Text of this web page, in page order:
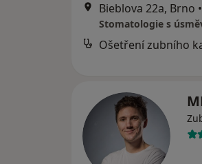
Bieblova 22a, Brno •
Stomatologie s
Ošetření zubního